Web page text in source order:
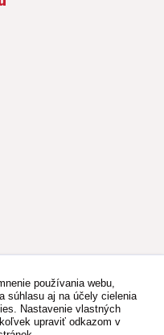
používania webu,
súhlasu aj na účely cielenia
Nastavenie vlastných
upraviť odkazom v